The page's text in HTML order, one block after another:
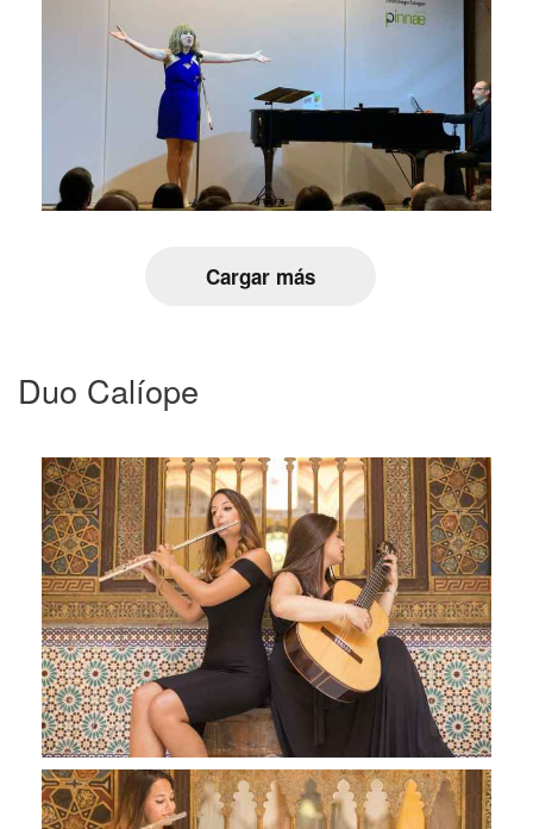
Cargar más
Duo Calíope